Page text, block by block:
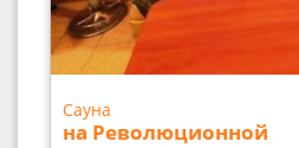
Сауна
на Революционной